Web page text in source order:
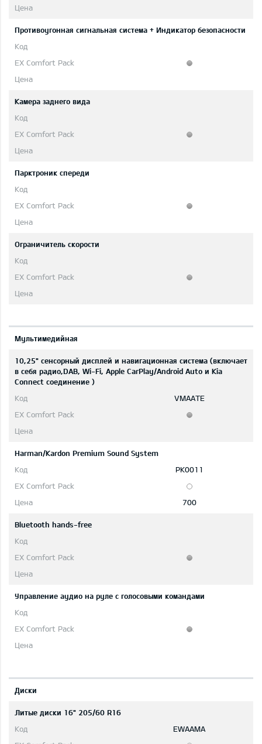
Противоугонная сигнальная система + Индикатор безопасности
Камера заднего вида
Парктроник спереди
Ограничитель скорости
Мультимедийная
10,25" сенсорный дисплей и навигационная система (включает
в себя радио,DAB, Wi-Fi, Apple CarPlay/Android Auto и Kia
Connect соединение )
VMAATE
Harman/Kardon Premium Sound System
PK0011
700
Bluetooth hands-free
Управление аудио на руле с голосовыми командами
Диски
Литые диски 16" 205/60 R16
EWAAMA